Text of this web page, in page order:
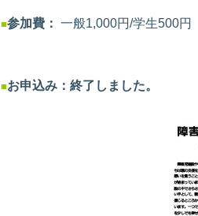
■参加費 ： 一般1,000円/学生500円
■お申込み：終了しました。